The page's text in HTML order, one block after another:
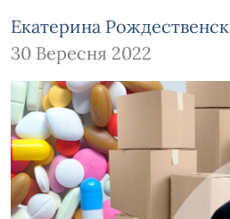
Екатерина
30 Вересня 2022
Зображення завантажується